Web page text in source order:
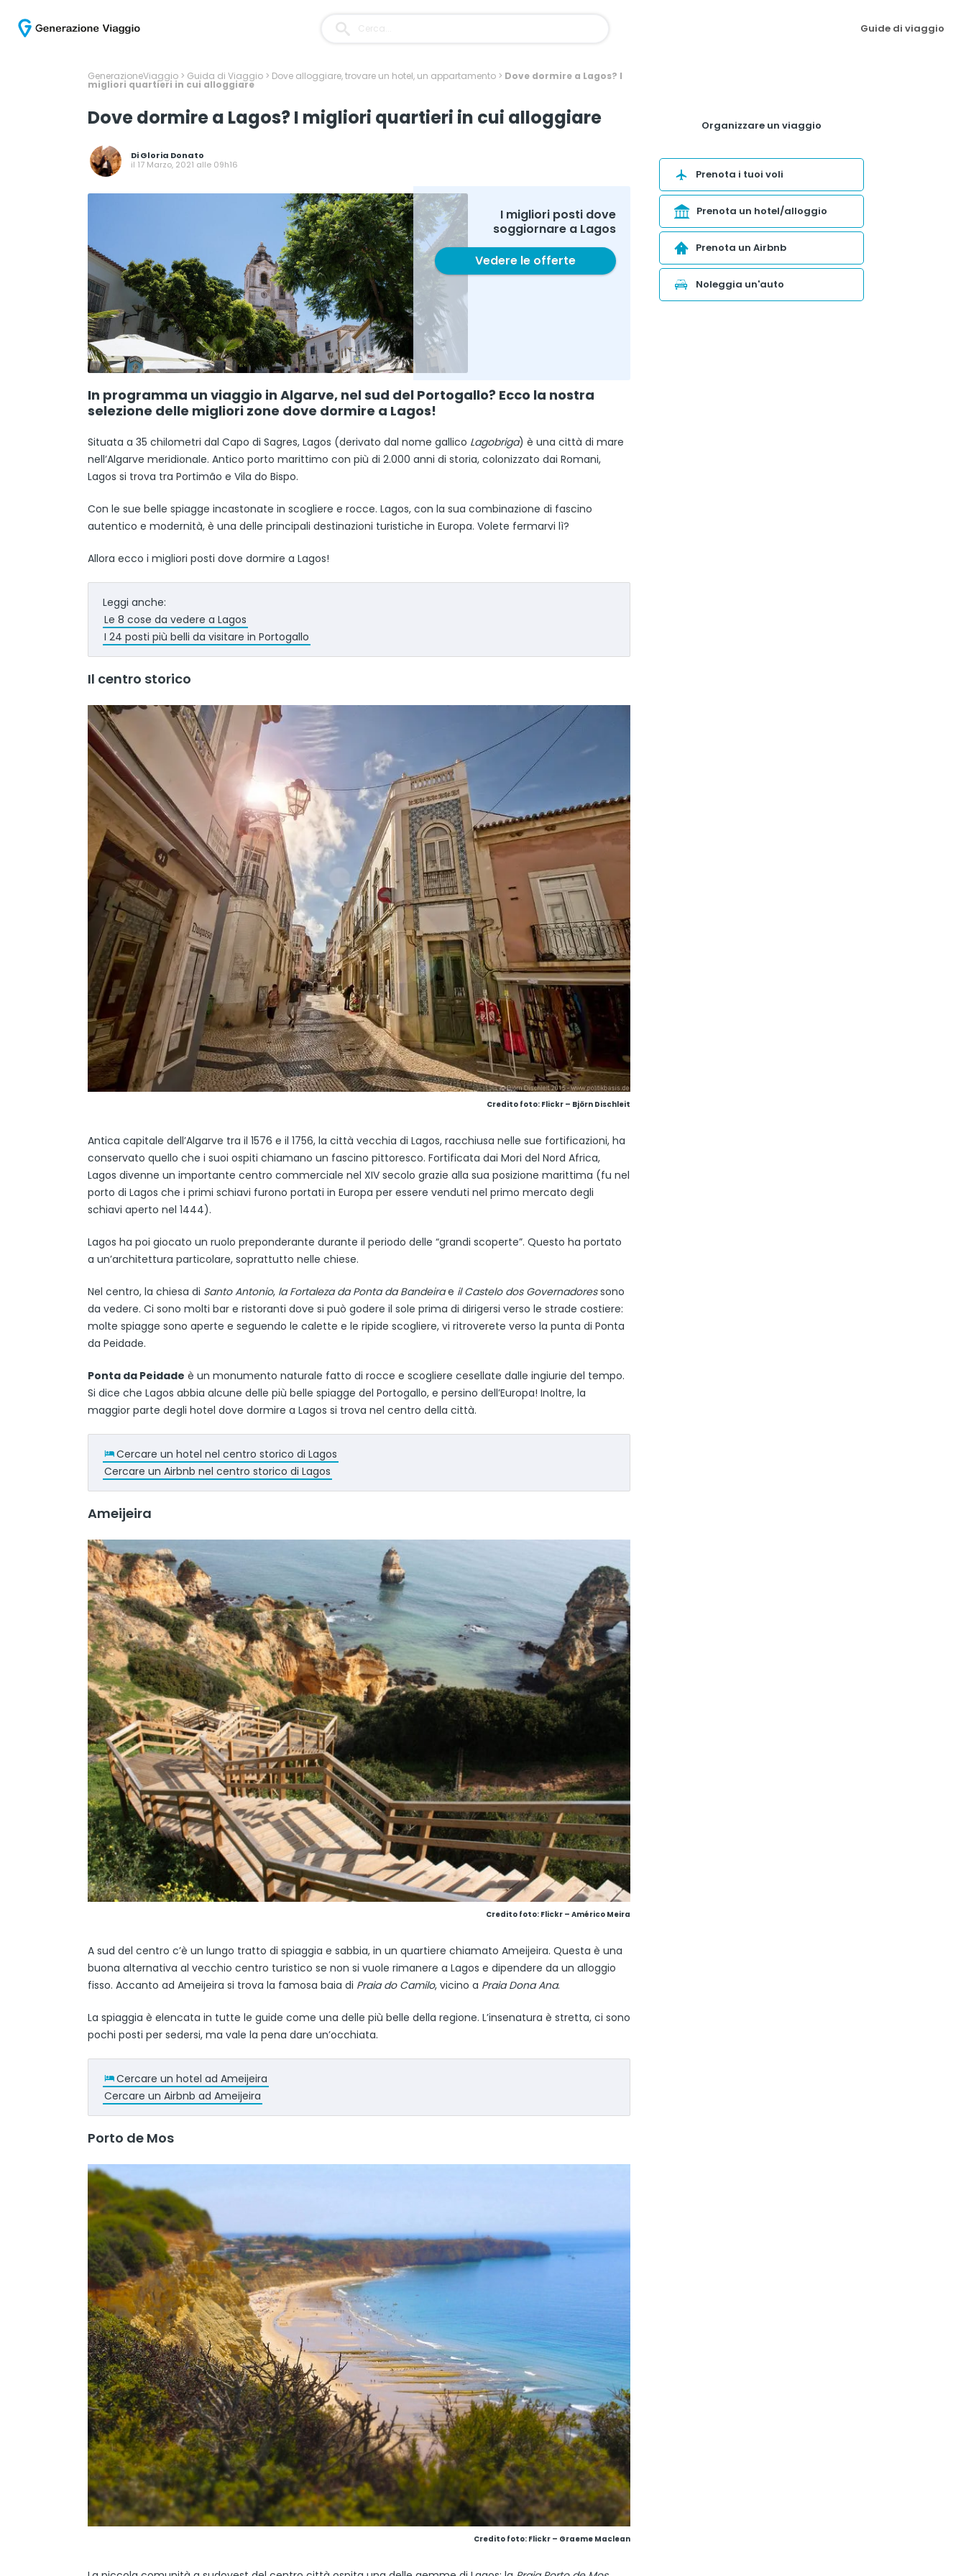
Guide di viaggio
GenerazioneViaggio > Guida di Viaggio > Dove alloggiare, trovare un hotel, un appartamento > Dove dormire a Lagos? I
migliori quartieri in cui alloggiare
Dove dormire a Lagos? I migliori quartieri in cui alloggiare
DiGloria Donato
il 17 Marzo, 2021 alle 09h16
I migliori posti dove
soggiornare a Lagos
Vedere le offerte
In programma un viaggio in Algarve, nel sud del Portogallo? Ecco la nostra
selezione delle migliori zone dove dormire a Lagos!
Situata a 35 chilometri dal Capo di Sagres, Lagos (derivato dal nome gallico Lagobriga) è una città di mare
nell’Algarve meridionale. Antico porto marittimo con più di 2.000 anni di storia, colonizzato dai Romani,
Lagos si trova tra Portimão e Vila do Bispo.
Con le sue belle spiagge incastonate in scogliere e rocce. Lagos, con la sua combinazione di fascino
autentico e modernità, è una delle principali destinazioni turistiche in Europa. Volete fermarvi lì?
Allora ecco i migliori posti dove dormire a Lagos!
Leggi anche:
Le 8 cose da vedere a Lagos
I 24 posti più belli da visitare in Portogallo
Il centro storico
Credito foto: Flickr – Björn Dischleit
Antica capitale dell’Algarve tra il 1576 e il 1756, la città vecchia di Lagos, racchiusa nelle sue fortificazioni, ha
conservato quello che i suoi ospiti chiamano un fascino pittoresco. Fortificata dai Mori del Nord Africa,
Lagos divenne un importante centro commerciale nel XIV secolo grazie alla sua posizione marittima (fu nel
porto di Lagos che i primi schiavi furono portati in Europa per essere venduti nel primo mercato degli
schiavi aperto nel 1444).
Lagos ha poi giocato un ruolo preponderante durante il periodo delle “grandi scoperte”. Questo ha portato
a un’architettura particolare, soprattutto nelle chiese.
Nel centro, la chiesa di Santo Antonio, la Fortaleza da Ponta da Bandeirae il Castelo dos Governadoressono
da vedere. Ci sono molti bar e ristoranti dove si può godere il sole prima di dirigersi verso le strade costiere:
molte spiagge sono aperte e seguendo le calette e le ripide scogliere, vi ritroverete verso la punta di Ponta
da Peidade.
Ponta da Peidade è un monumento naturale fatto di rocce e scogliere cesellate dalle ingiurie del tempo.
Si dice che Lagos abbia alcune delle più belle spiagge del Portogallo, e persino dell’Europa! Inoltre, la
maggior parte degli hotel dove dormire a Lagos si trova nel centro della città.
Cercare un hotel nel centro storico di Lagos
Cercare un Airbnb nel centro storico di Lagos
Ameijeira
Credito foto: Flickr – Américo Meira
A sud del centro c’è un lungo tratto di spiaggia e sabbia, in un quartiere chiamato Ameijeira. Questa è una
buona alternativa al vecchio centro turistico se non si vuole rimanere a Lagos e dipendere da un alloggio
fisso. Accanto ad Ameijeira si trova la famosa baia di Praia do Camilo, vicino a Praia Dona Ana.
La spiaggia è elencata in tutte le guide come una delle più belle della regione. L’insenatura è stretta, ci sono
pochi posti per sedersi, ma vale la pena dare un’occhiata.
Cercare un hotel ad Ameijeira
Cercare un Airbnb ad Ameijeira
Porto de Mos
Credito foto: Flickr – Graeme Maclean
Organizzare un viaggio
Prenota i tuoi voli
Prenota un hotel/alloggio
Prenota un Airbnb
Noleggia un'auto